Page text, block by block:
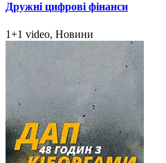
Дружні цифрові фінанси
1+1 video, Новини